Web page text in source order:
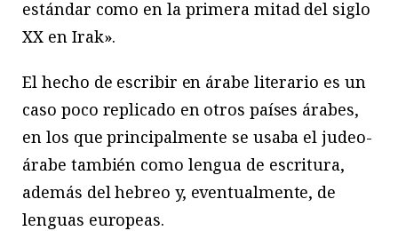
estándar como en la primera mitad del siglo
XX en Irak».
El hecho de escribir en árabe literario es un
caso poco replicado en otros países árabes,
en los que principalmente se usaba el judeo-
árabe también como lengua de escritura,
además del hebreo y, eventualmente, de
lenguas europeas.